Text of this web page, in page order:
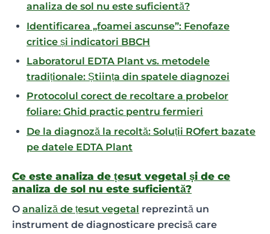
analiza de sol nu este suficientă?
Identificarea „foamei ascunse”: Fenofaze
critice și indicatori BBCH
Laboratorul EDTA Plant vs. metodele
tradiționale: Știința din spatele diagnozei
Protocolul corect de recoltare a probelor
foliare: Ghid practic pentru fermieri
De la diagnoză la recoltă: Soluții ROfert bazate
pe datele EDTA Plant
Ce este analiza de țesut vegetal și de ce
analiza de sol nu este suficientă?
O analiză de țesut vegetal reprezintă un
instrument de diagnosticare precisă care